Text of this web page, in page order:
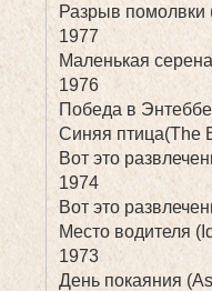
Разрыв помолвки
1977
Маленькая
1976
Победа в
Синяя птица(The
Вот это
1974
Вот это
Место водителя
1973
День покаяния